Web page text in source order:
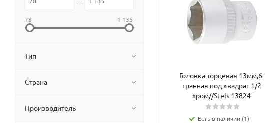
Головка торцевая 13мм,6-
гранная под квадрат 1/2
хром//Stels 13824
Есть в наличии (1)
78 1 135
Тип
Страна
Производитель